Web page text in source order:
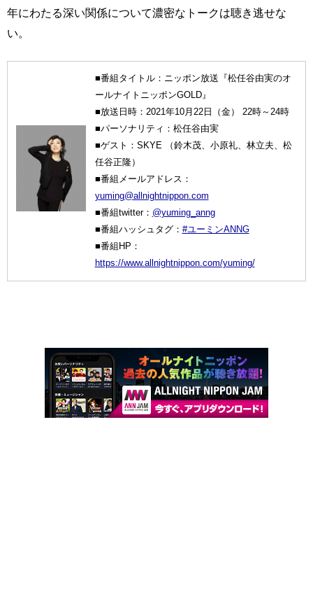
年にわたる深い関係について濃密なトークは聴き逃せな
い。
■番組タイトル：ニッポン放送『松任谷由実のオ
ールナイトニッポンGOLD』
■放送日時：2021年10月22日（金） 22時～24時
■パーソナリティ：松任谷由実
■ゲスト：SKYE （鈴木茂、小原礼、林立夫、松
任谷正隆）
■番組メールアドレス：
yuming@allnightnippon.com
■番組twitter： @yuming_anng
■番組ハッシュタグ： #ユーミンANNG
■番組HP：
https://www.allnightnippon.com/yuming/